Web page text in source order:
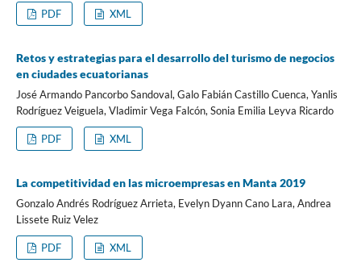
PDF XML
Retos y estrategias para el desarrollo del turismo de negocios
en ciudades ecuatorianas
José Armando Pancorbo Sandoval, Galo Fabián Castillo Cuenca, Yanlis
Rodríguez Veiguela, Vladimir Vega Falcón, Sonia Emilia Leyva Ricardo
PDF XML
La competitividad en las microempresas en Manta 2019
Gonzalo Andrés Rodríguez Arrieta, Evelyn Dyann Cano Lara, Andrea
Lissete Ruiz Velez
PDF XML